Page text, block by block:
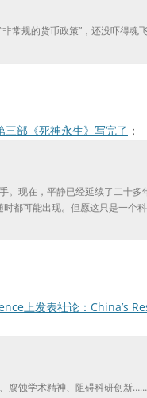
规的货币政策”，还没吓得魂
三部《死神永生》写完了 ；
现在，平静已经延续了二十多
时都可能出现。但愿这只是一个
上发表社论：China’s
蚀学术精神、阻碍科研创新……